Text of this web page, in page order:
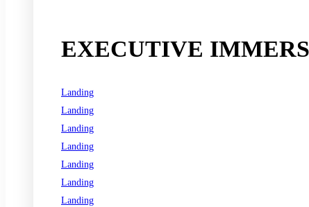
EXECUTIVE
Landing
Landing
Landing
Landing
Landing
Landing
Landing